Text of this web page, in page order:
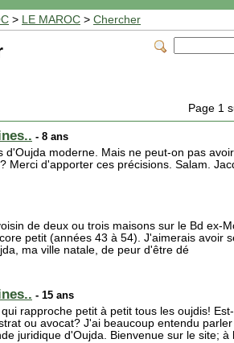
> LE MAROC > Chercher
Page 1
- 8 ans
moderne. Mais ne peut-on pas
Merci d'apporter ces précisions. Salam.
de deux ou trois maisons sur le Bd ex-
petit (années 43 à 54). J'aimerais avoir
ma ville natale, de peur d'être dé
- 15 ans
rapproche petit à petit tous les oujdis!
ou avocat? J'ai beaucoup entendu
juridique d'Oujda. Bienvenue sur le site; à